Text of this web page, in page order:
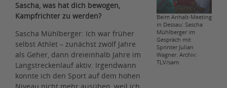
Sascha, was hat dich bewogen,
Kampfrichter zu werden?
Sascha Mühlberger: Ich war früher
selbst Athlet – zunächst zwölf Jahre
als Geher, dann dreieinhalb Jahre im
Langstreckenlauf aktiv. Irgendwann
konnte ich den Sport auf dem hohen
Beim Anhalt-Meeting
in Dessau: Sascha
Mühlberger im
Gespräch mit
Sprinter Julian
Wagner. Archiv:
TLV/sam